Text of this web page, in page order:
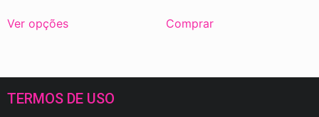
Ver opções Comprar
TERMOS DE USO